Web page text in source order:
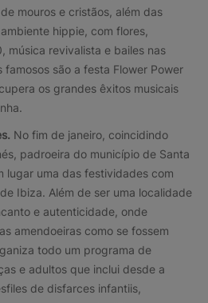
mouros e cristãos, além das
hippie, com flores,
música revivalista e bailes nas
famosos são a festa Flower Power
os grandes êxitos musicais
No fim de janeiro, coincidindo
padroeira do município de Santa
lugar uma das festividades com
Ibiza. Além de ser uma localidade
e autenticidade, onde
amendoeiras como se fossem
todo um programa de
e adultos que inclui desde a
de disfarces infantiis,